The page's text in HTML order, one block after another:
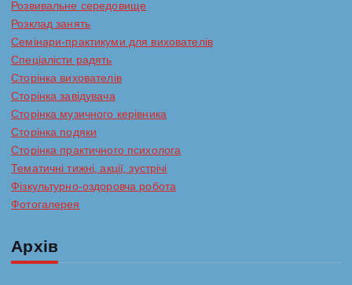
Розвивальне середовище
Розклад занять
Семінари-практикуми для вихователів
Спеціалісти радять
Сторінка вихователів
Сторінка завідувача
Сторінка музичного керівника
Сторінка подяки
Сторінка практичного психолога
Тематичні тижні, акції, зустрічі
Фізкультурно-оздоровча робота
Фотогалерея
Архів